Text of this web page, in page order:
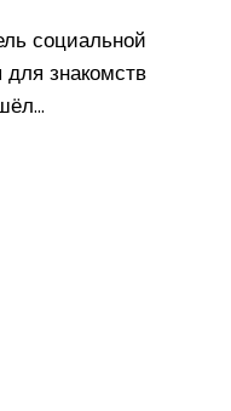
социальной
знакомств